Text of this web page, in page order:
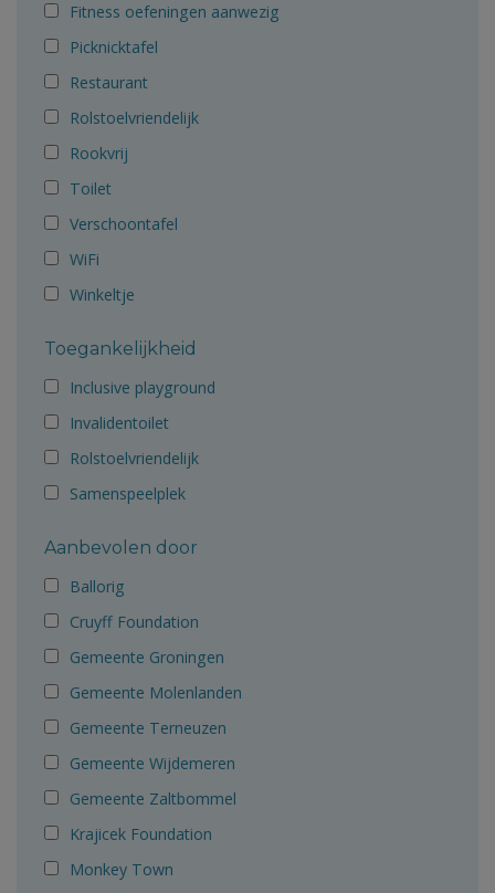
Fitness oefeningen aanwezig
Picknicktafel
Restaurant
Rolstoelvriendelijk
Rookvrij
Toilet
Verschoontafel
WiFi
Winkeltje
Toegankelijkheid
Inclusive playground
Invalidentoilet
Rolstoelvriendelijk
Samenspeelplek
Aanbevolen door
Ballorig
Cruyff Foundation
Gemeente Groningen
Gemeente Molenlanden
Gemeente Terneuzen
Gemeente Wijdemeren
Gemeente Zaltbommel
Krajicek Foundation
Monkey Town